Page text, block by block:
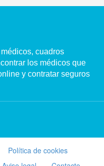
cuadros
los médicos que
y contratar seguros
Política de cookies